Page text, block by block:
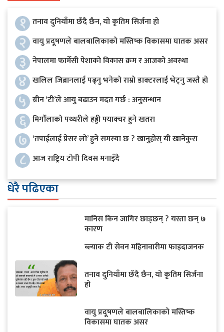
१ तनाव दुनियाँमा छँदै छैन, यो कृतिम सिर्जना हो
२ वायु प्रदूषणले बालबालिकाको मस्तिष्क विकासमा घातक असर
३ नेपालमा फार्मेसी पेशाको विकास क्रम र आजको अवस्था
४ खलिल जिब्रानलाई पढ्नु भनेको राम्रो डाक्टरलाई भेट्नु जस्तै हो
५ ग्रीन ‘टी’ले आयु बढाउन मदत गर्छ : अनुसन्धान
६ मिर्गौलाको पथ्थरीले हड्डी फ्याक्चर हुने खतरा
७ ‘तपाईलाई प्रेसर लो’ हुने समस्या छ ? खानुहोस् यी खानेकुरा
८ आज राष्ट्रिय टोपी दिवस मनाइँदै
धेरै पढिएका
मानिस किन जागिर छाड्छन् ? यस्ता छन् ७
कारण
ब्ल्याक टी सेवन महिनावारीमा फाइदाजनक
तनाव दुनियाँमा छँदै छैन, यो कृतिम सिर्जना
हो
वायु प्रदूषणले बालबालिकाको मस्तिष्क
विकासमा घातक असर